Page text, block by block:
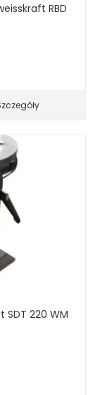
RBD
220 WM